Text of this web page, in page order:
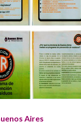
Aires